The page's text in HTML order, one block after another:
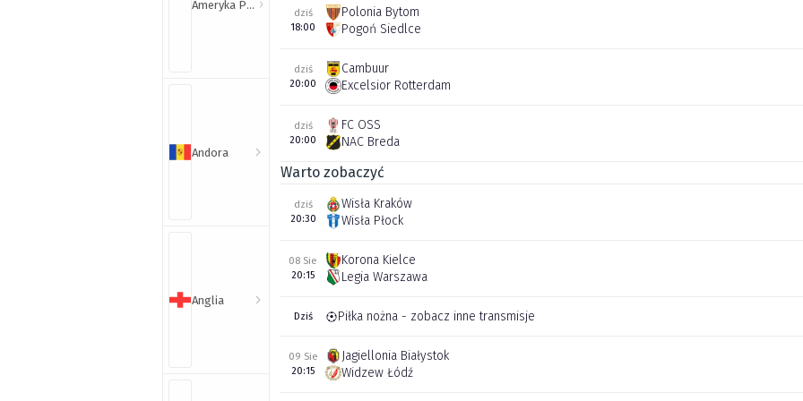
Ameryka Północna i Południowa
Andora
Anglia
dziś
18:00
Polonia Bytom
Pogoń Siedlce
dziś
20:00
Cambuur
Excelsior Rotterdam
dziś
20:00
FC OSS
NAC Breda
Warto zobaczyć
dziś
20:30
Wisła Kraków
Wisła Płock
08 Sie
20:15
Korona Kielce
Legia Warszawa
Dziś Piłka nożna - zobacz inne transmisje
09 Sie
20:15
Jagiellonia Białystok
Widzew Łódź